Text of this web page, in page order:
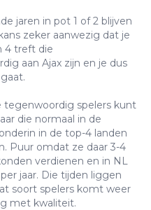
jaren in pot 1 of 2 blijven
zeker aanwezig dat je
4 treft die
aan Ajax zijn en je dus
tegenwoordig spelers kunt
die normaal in de
in de top-4 landen
Puur omdat ze daar 3-4
verdienen en in NL
jaar. Die tijden liggen
soort spelers komt weer
met kwaliteit.